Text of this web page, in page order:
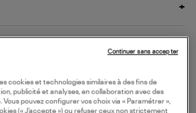
cookies et technologies similaires à des fins de
publicité et analyses, en collaboration avec des
pouvez configurer vos choix via « Paramétrer »,
(« J’accepte ») ou refuser ceux non strictement
Continuer sans accepter